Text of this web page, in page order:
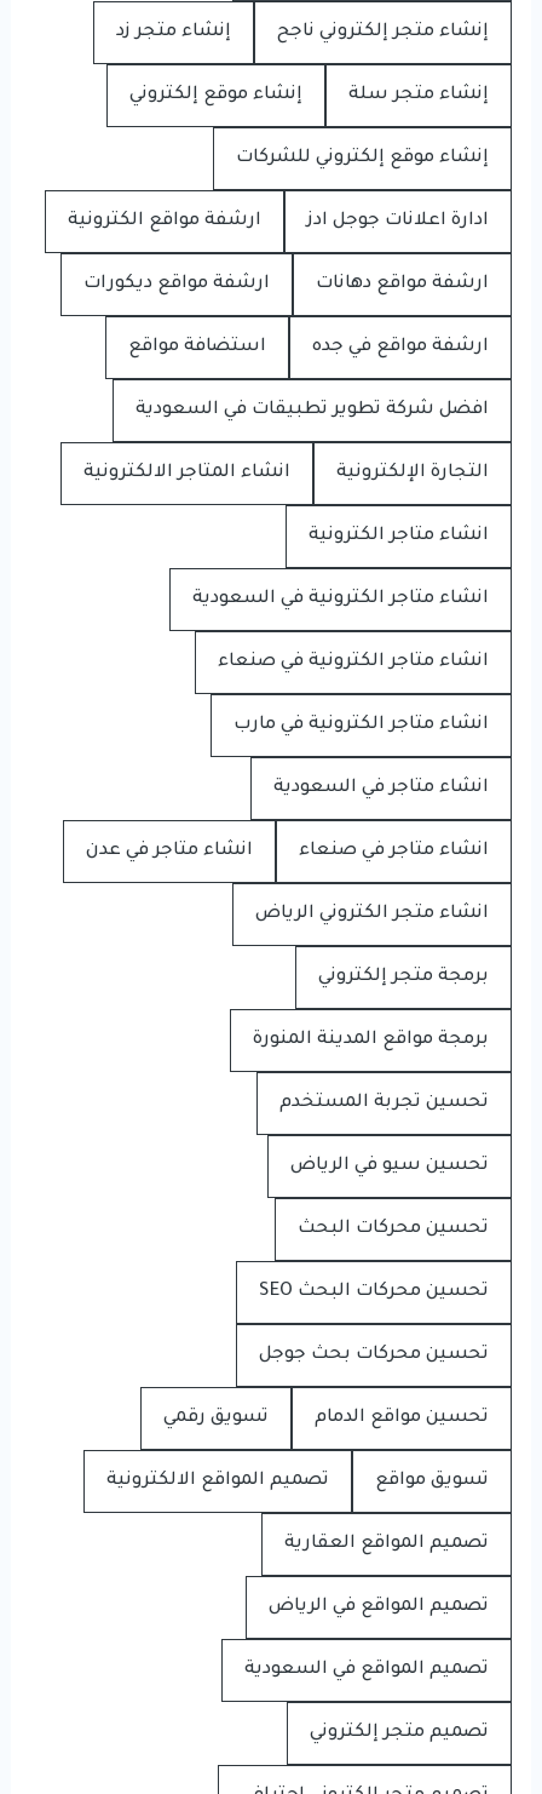
إنشاء متجر إلكتروني ناجح إنشاء متجر زد
إنشاء متجر سلة إنشاء موقع إلكتروني
إنشاء موقع إلكتروني للشركات
ادارة اعلانات جوجل ادز ارشفة مواقع الكترونية
ارشفة مواقع دهانات ارشفة مواقع ديكورات
ارشفة مواقع في جده استضافة مواقع
افضل شركة تطوير تطبيقات في السعودية
التجارة الإلكترونية انشاء المتاجر الالكترونية
انشاء متاجر الكترونية
انشاء متاجر الكترونية في السعودية
انشاء متاجر الكترونية في صنعاء
انشاء متاجر الكترونية في مارب
انشاء متاجر في السعودية
انشاء متاجر في صنعاء انشاء متاجر في عدن
انشاء متجر الكتروني الرياض
برمجة متجر إلكتروني
برمجة مواقع المدينة المنورة
تحسين تجربة المستخدم
تحسين سيو في الرياض
تحسين محركات البحث
تحسين محركات البحث SEO
تحسين محركات بحث جوجل
تحسين مواقع الدمام تسويق رقمي
تسويق مواقع تصميم المواقع الالكترونية
تصميم المواقع العقارية
تصميم المواقع في الرياض
تصميم المواقع في السعودية
تصميم متجر إلكتروني